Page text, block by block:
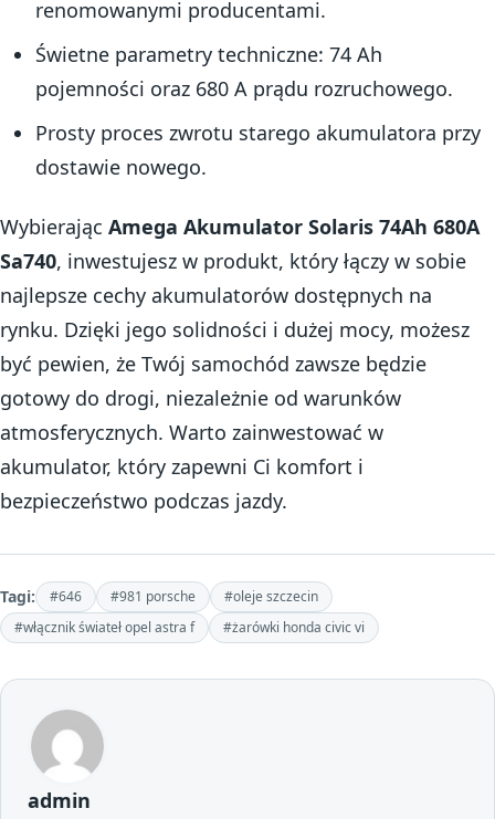
renomowanymi producentami.
Świetne parametry techniczne: 74 Ah
pojemności oraz 680 A prądu rozruchowego.
Prosty proces zwrotu starego akumulatora przy
dostawie nowego.
Wybierając Amega Akumulator Solaris 74Ah 680A
Sa740, inwestujesz w produkt, który łączy w sobie
najlepsze cechy akumulatorów dostępnych na
rynku. Dzięki jego solidności i dużej mocy, możesz
być pewien, że Twój samochód zawsze będzie
gotowy do drogi, niezależnie od warunków
atmosferycznych. Warto zainwestować w
akumulator, który zapewni Ci komfort i
bezpieczeństwo podczas jazdy.
Tagi: #646 #981 porsche
#oleje szczecin
#włącznik świateł opel astra f
#żarówki honda civic vi
admin